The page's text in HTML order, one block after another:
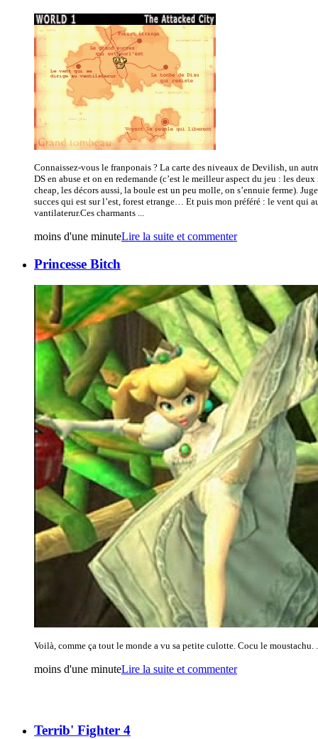
Connaissez-vous le franponais ? La carte des niveaux de Devilish, un
DS en abuse et on en redemande (c’est le meilleur aspect du jeu : les
cheap, les décors aussi, la boule est un peu molle, on s’ennuie ferme).
succes qui est sur l’est, forest etrange… Et puis mon préféré : le vent qui
vantilaterur.Ces charmants ...
moins d'une minuteLire la suite et commenter
Princesse Bitch
Voilà, comme ça tout le monde a vu sa petite culotte. Cocu le moustachu.
moins d'une minuteLire la suite et commenter
Terrib' Fighter 4